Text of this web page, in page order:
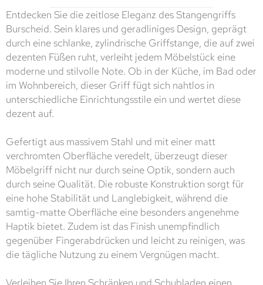
Entdecken Sie die zeitlose Eleganz des Stangengriffs
Burscheid. Sein klares und geradliniges Design, geprägt
durch eine schlanke, zylindrische Griffstange, die auf zwei
dezenten Füßen ruht, verleiht jedem Möbelstück eine
moderne und stilvolle Note. Ob in der Küche, im Bad oder
im Wohnbereich, dieser Griff fügt sich nahtlos in
unterschiedliche Einrichtungsstile ein und wertet diese
dezent auf.
Gefertigt aus massivem Stahl und mit einer matt
verchromten Oberfläche veredelt, überzeugt dieser
Möbelgriff nicht nur durch seine Optik, sondern auch
durch seine Qualität. Die robuste Konstruktion sorgt für
eine hohe Stabilität und Langlebigkeit, während die
samtig-matte Oberfläche eine besonders angenehme
Haptik bietet. Zudem ist das Finish unempfindlich
gegenüber Fingerabdrücken und leicht zu reinigen, was
die tägliche Nutzung zu einem Vergnügen macht.